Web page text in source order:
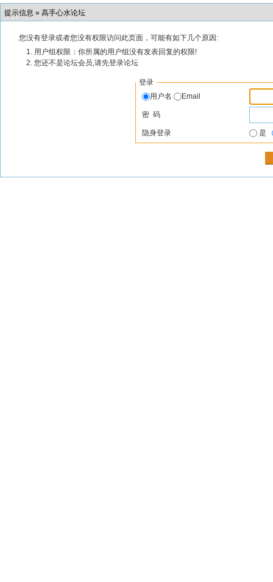
提示信息 » 高手心水论坛
您没有登录或者您没有权限访问此页面，可能有如下几个原因:
用户组权限：你所属的用户组没有发表回复的权限!
您还不是论坛会员,请先登录论坛
登录
用户名
Email
密 码
隐身登录 是